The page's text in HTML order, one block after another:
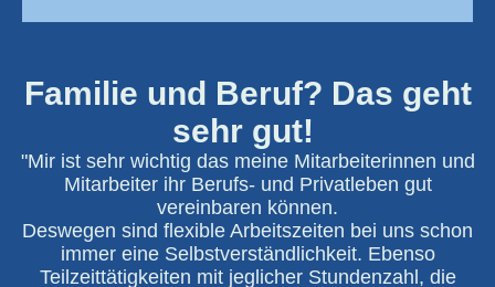
Familie und Beruf? Das geht
sehr gut!
"Mir ist sehr wichtig das meine Mitarbeiterinnen und
Mitarbeiter ihr Berufs- und Privatleben gut
vereinbaren können.
Deswegen sind flexible Arbeitszeiten bei uns schon
immer eine Selbstverständlichkeit. Ebenso
Teilzeittätigkeiten mit jeglicher Stundenzahl, die